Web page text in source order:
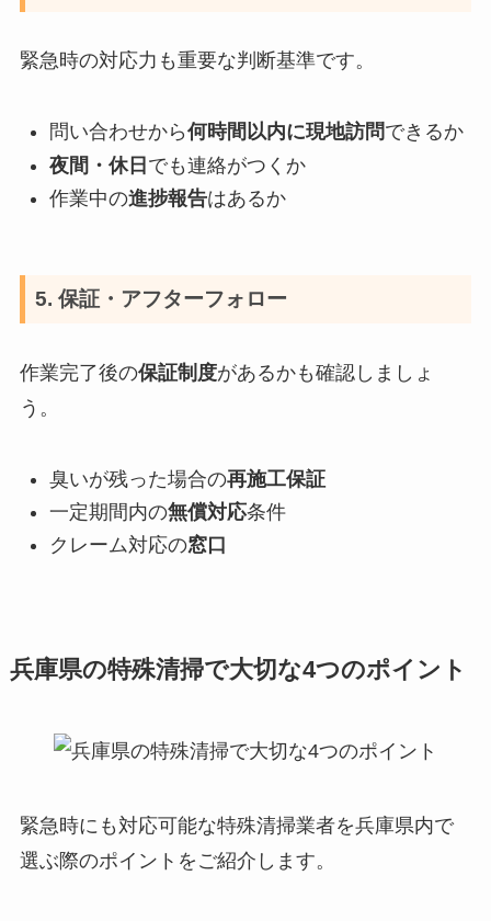
緊急時の対応力も重要な判断基準です。
問い合わせから何時間以内に現地訪問できるか
夜間・休日 でも連絡がつくか
作業中の進捗報告はあるか
5. 保証・アフターフォロー
作業完了後の保証制度があるかも確認しましょ
う。
臭いが残った場合の再施工保証
一定期間内の無償対応条件
クレーム対応の窓口
兵庫県の特殊清掃で大切な4つのポイント
緊急時にも対応可能な特殊清掃業者を兵庫県内で
選ぶ際のポイントをご紹介します。